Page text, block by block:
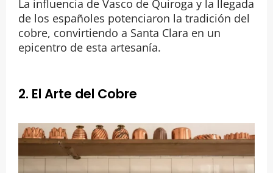
La influencia de Vasco de Quiroga y la llegada
de los españoles potenciaron la tradición del
cobre, convirtiendo a Santa Clara en un
epicentro de esta artesanía.
2. El Arte del Cobre